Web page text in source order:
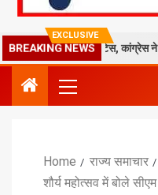
EXCLUSIVE
BREAKING NEWS
को नोटिस, कांग्रेस ने जताई
Home राज्य समाचार
शौर्य महोत्सव में बोले